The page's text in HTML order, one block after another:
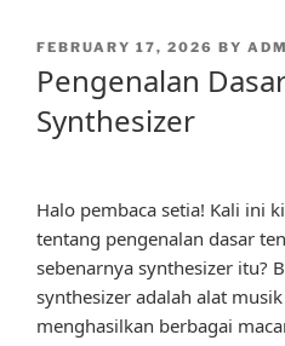
POSTED
FEBRUARY 17, 2026 BY
Pengenalan
Synthesizer
Halo pembaca setia! Kali ini
tentang pengenalan dasar
sebenarnya synthesizer itu?
synthesizer adalah alat
menghasilkan berbagai